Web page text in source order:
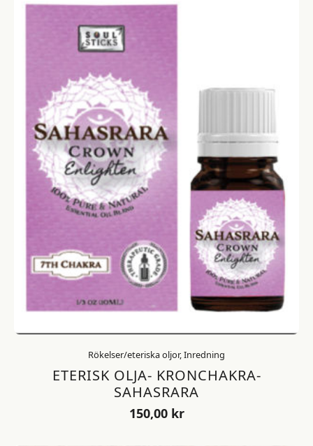
Rökelser/eteriska oljor, Inredning
ETERISK OLJA- KRONCHAKRA-
SAHASRARA
150,00 kr